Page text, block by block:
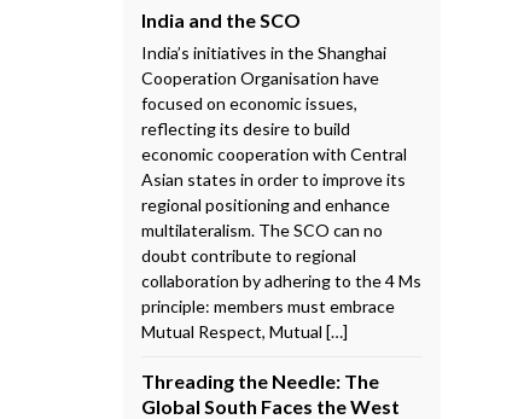
India and the SCO
India’s initiatives in the Shanghai
Cooperation Organisation have
focused on economic issues,
reflecting its desire to build
economic cooperation with Central
Asian states in order to improve its
regional positioning and enhance
multilateralism. The SCO can no
doubt contribute to regional
collaboration by adhering to the 4 Ms
principle: members must embrace
Mutual Respect, Mutual […]
Threading the Needle: The
Global South Faces the West